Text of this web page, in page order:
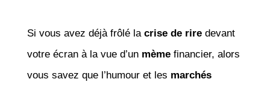
Si vous avez déjà frôlé la crise de riredevant
votre écran à la vue d’un mèmefinancier, alors
vous savez que l’humour et les marchés